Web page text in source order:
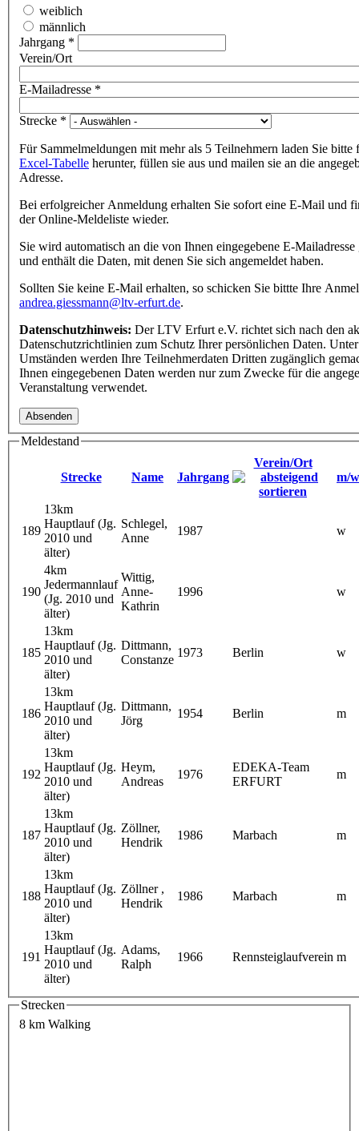
weiblich
männlich
Jahrgang *
Verein/Ort
E-Mailadresse *
Strecke *
Für Sammelmeldungen mit mehr als 5 Teilnehmern laden Sie bitte
Excel-Tabelle herunter, füllen sie aus und mailen sie an die
Adresse.
Bei erfolgreicher Anmeldung erhalten Sie sofort eine E-Mail und
der Online-Meldeliste wieder.
Sie wird automatisch an die von Ihnen eingegebene E-Mailadresse
und enthält die Daten, mit denen Sie sich angemeldet haben.
Sollten Sie keine E-Mail erhalten, so schicken Sie bittte Ihre
andrea.giessmann@ltv-erfurt.de.
Datenschutzhinweis: Der LTV Erfurt e.V. richtet sich nach den
Datenschutzrichtlinien zum Schutz Ihrer persönlichen Daten.
Umständen werden Ihre Teilnehmerdaten Dritten zugänglich
Ihnen eingegebenen Daten werden nur zum Zwecke für die
Veranstaltung verwendet.
Meldestand
Strecke Name Jahrgang
Verein/Ort
m/w
189
13km
Hauptlauf (Jg.
2010 und
älter)
Schlegel,
Anne
1987 w
190
4km
Jedermannlauf
(Jg. 2010 und
älter)
Wittig,
Anne-
Kathrin
1996 w
185
13km
Hauptlauf (Jg.
2010 und
älter)
Dittmann,
Constanze
1973 Berlin w
186
13km
Hauptlauf (Jg.
2010 und
älter)
Dittmann,
Jörg
1954 Berlin m
192
13km
Hauptlauf (Jg.
2010 und
älter)
Heym,
Andreas
1976
EDEKA-Team
ERFURT
m
187
13km
Hauptlauf (Jg.
2010 und
älter)
Zöllner,
Hendrik
1986 Marbach m
188
13km
Hauptlauf (Jg.
2010 und
älter)
Zöllner ,
Hendrik
1986 Marbach m
191
13km
Hauptlauf (Jg.
2010 und
älter)
Adams,
Ralph
1966 Rennsteiglaufverein m
Strecken
8 km Walking